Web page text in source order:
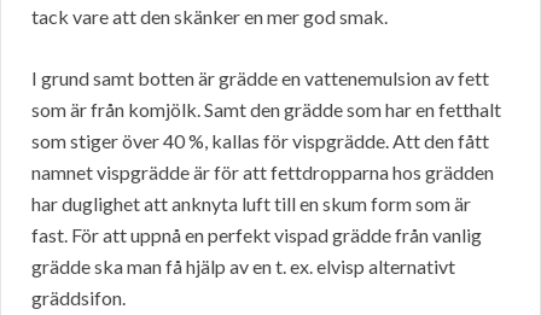
tack vare att den skänker en mer god smak.
I grund samt botten är grädde en vattenemulsion av fett
som är från komjölk. Samt den grädde som har en fetthalt
som stiger över 40 %, kallas för vispgrädde. Att den fått
namnet vispgrädde är för att fettdropparna hos grädden
har duglighet att anknyta luft till en skum form som är
fast. För att uppnå en perfekt vispad grädde från vanlig
grädde ska man få hjälp av en t. ex. elvisp alternativt
gräddsifon.